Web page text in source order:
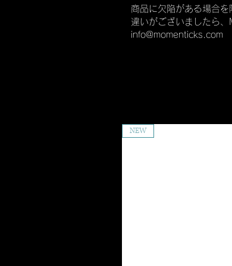
商品に欠陥がある場合
違いがございましたら、
info@momenticks.com
NEW